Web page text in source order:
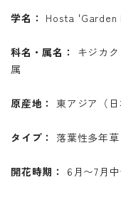
学名： Hosta 'Garden
科名・属名：
キジカ
属
原産地： 東アジア（日
タイプ： 落葉性多年草
開花時期： 6月〜7月